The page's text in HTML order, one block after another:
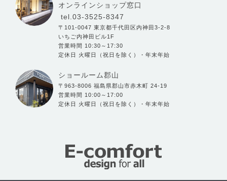
オンラインショップ窓口
tel.03-3525-8347
〒101-0047 東京都千代田区内神田3-2-8
いちご内神田ビル1F
営業時間 10:30～17:30
定休日 火曜日（祝日を除く）・年末年始
ショールーム郡山
〒963-8006 福島県郡山市赤木町 24-19
営業時間 10:00～17:00
定休日 火曜日（祝日を除く）・年末年始